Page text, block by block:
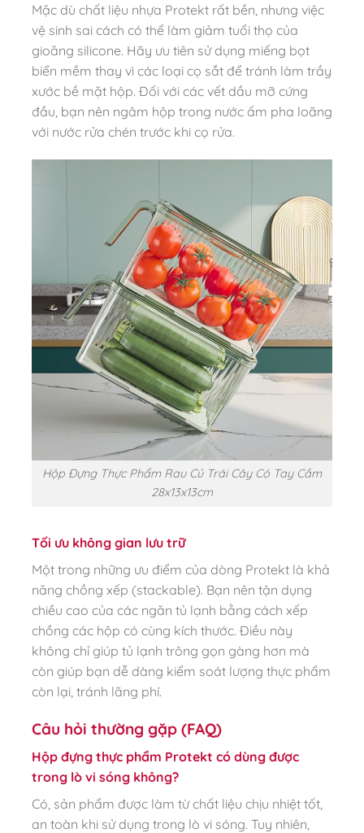
Mặc dù chất liệu nhựa Protekt rất bền, nhưng việc
vệ sinh sai cách có thể làm giảm tuổi thọ của
gioăng silicone. Hãy ưu tiên sử dụng miếng bọt
biển mềm thay vì các loại cọ sắt để tránh làm trầy
xước bề mặt hộp. Đối với các vết dầu mỡ cứng
đầu, bạn nên ngâm hộp trong nước ấm pha loãng
với nước rửa chén trước khi cọ rửa.
Hộp Đựng Thực Phẩm Rau Củ Trái Cây Có Tay Cầm
28x13x13cm
Tối ưu không gian lưu trữ
Một trong những ưu điểm của dòng Protekt là khả
năng chồng xếp (stackable). Bạn nên tận dụng
chiều cao của các ngăn tủ lạnh bằng cách xếp
chồng các hộp có cùng kích thước. Điều này
không chỉ giúp tủ lạnh trông gọn gàng hơn mà
còn giúp bạn dễ dàng kiểm soát lượng thực phẩm
còn lại, tránh lãng phí.
Câu hỏi thường gặp (FAQ)
Hộp đựng thực phẩm Protekt có dùng được
trong lò vi sóng không?
Có, sản phẩm được làm từ chất liệu chịu nhiệt tốt,
an toàn khi sử dụng trong lò vi sóng. Tuy nhiên,